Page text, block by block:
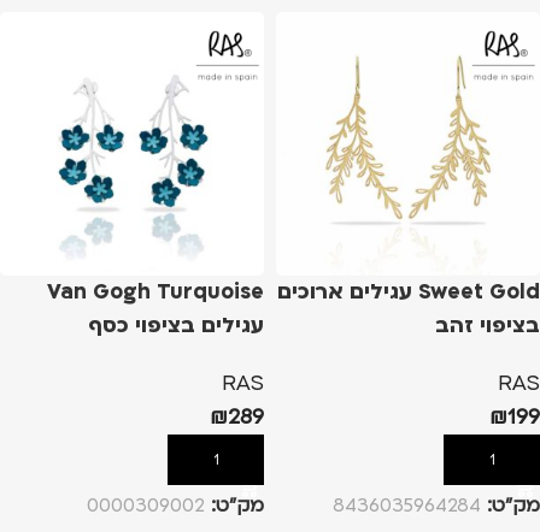
Sweet Gold עגילים ארוכים
בציפוי זהב
RAS
₪199
הוספה לסל
מק”ט: 8436035964284
Van Gogh Turquoise
עגילים בציפוי כסף
RAS
₪289
הוספה לסל
מק”ט: 0000309002